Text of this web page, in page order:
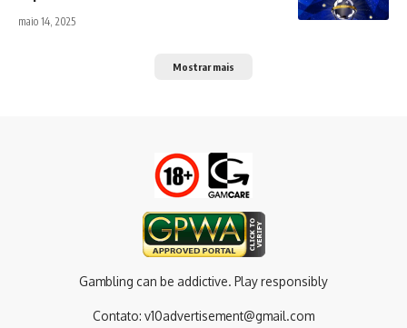
maio 14, 2025
Mostrar mais
Gambling can be addictive. Play responsibly
Contato: v10advertisement@gmail.com